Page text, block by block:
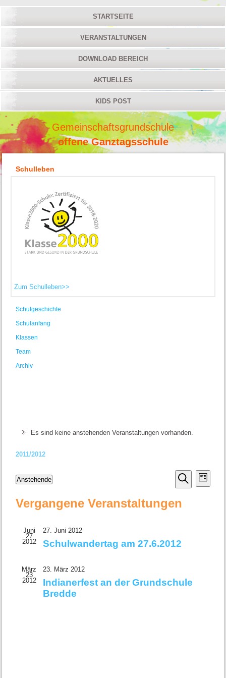
STARTSEITE
VERANSTALTUNGEN
DOWNLOAD BEREICH
AKTUELLES
KIDS POST
Gemeinschaftsgrundschule
offene Ganztagsschule
Schulleben
Zum Schulleben>>
Schulgeschichte
Schulanfang
Klassen
Team
Archiv
Es sind keine anstehenden Veranstaltungen vorhanden.
2011/2012
Suche
und
Suche
Liste
Anstehende
Vergangene Veranstaltungen
Juni
27
2012
27. Juni 2012
Schulwandertag am 27.6.2012
März
23
2012
23. März 2012
Indianerfest an der Grundschule
Bredde